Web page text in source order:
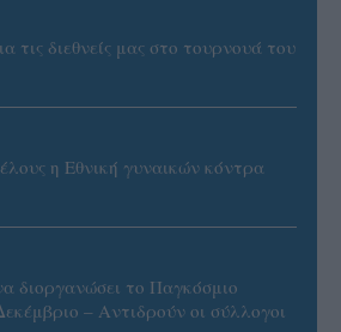
τις διεθνείς μας στο τουρνουά του
η Εθνική γυναικών κόντρα
διοργανώσει το Παγκόσμιο
– Αντιδρούν οι σύλλογοι